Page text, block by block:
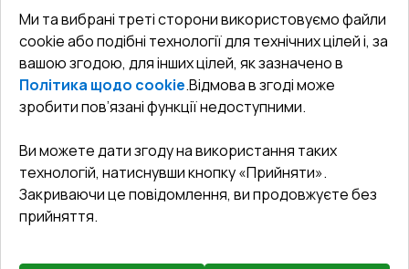
Блог
Адреса гіпермаркета
Як правильно заміряти вікна
Доставка і Оплата
Гарантія та Сервіс
Повернення товару
Договір публічної оферти
КОНТАКТИ
Офіс:Україна, м. Вінниця, вул. Келецька 60 кв. 61
undefined(undefined)
Ми та вибрані треті сторони використовуємо файли
cookie або подібні технології для технічних цілей і, за
вашою згодою, для інших цілей, як зазначено в
Політика щодо cookie.Відмова в згоді може
зробити пов’язані функції недоступними.
Ви можете дати згоду на використання таких
технологій, натиснувши кнопку «Прийняти».
Закриваючи це повідомлення, ви продовжуєте без
прийняття.